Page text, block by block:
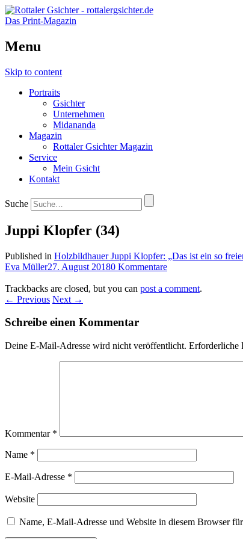
Das Print-Magazin
Menu
Skip to content
Portraits
Gsichter
Unternehmen
Midananda
Magazin
Rottaler Gsichter Magazin
Service
Mein Gsicht
Kontakt
Suche
Juppi Klopfer (34)
Published in Holzbildhauer Juppi Klopfer: „Das ist ein so
Eva Müller27. August 20180 Kommentare
Trackbacks are closed, but you can post a comment.
← Previous Next →
Schreibe einen Kommentar
Deine E-Mail-Adresse wird nicht veröffentlicht. Erforderliche
Kommentar *
Name *
E-Mail-Adresse *
Website
Name, E-Mail-Adresse und Website in diesem Browser